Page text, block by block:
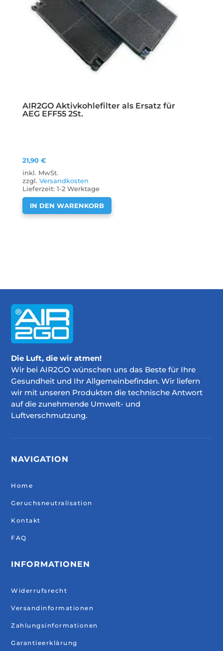
AIR2GO Aktivkohlefilter als Ersatz für
AEG EFF55 2St.
21,90€
inkl. MwSt.
zzgl.Versandkosten
Lieferzeit:1-2 Werktage
IN DEN WARENKORB
Die Luft, die wir atmen!
Wir bei AIR2GO wünschen uns das Beste für Ihre
Gesundheit und Ihr Allgemeinbefinden. Wir liefern
wir mit unseren Produkten die technische Antwort
auf die zunehmende Umwelt- und
Luftverschmutzung.
NAVIGATION
Home
Geruchsneutralisation
Kontakt
FAQ
INFORMATIONEN
Widerrufsrecht
Versandinformationen
Zahlungsinformationen
Garantieerklärung